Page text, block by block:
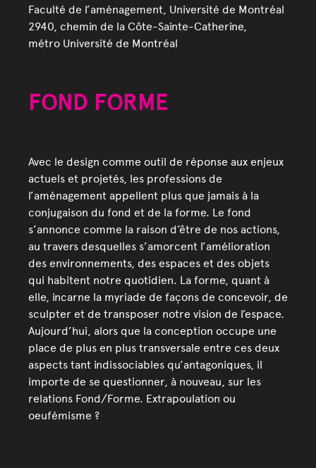
Faculté de l’aménagement, Université de Montréal
2940, chemin de la Côte-Sainte-Catherine,
métro Université de Montréal
FOND FORME
Avec le design comme outil de réponse aux enjeux
actuels et projetés, les professions de
l’aménagement appellent plus que jamais à la
conjugaison du fond et de la forme. Le fond
s’annonce comme la raison d’être de nos actions,
au travers desquelles s’amorcent l’amélioration
des environnements, des espaces et des objets
qui habitent notre quotidien. La forme, quant à
elle, incarne la myriade de façons de concevoir, de
sculpter et de transposer notre vision de l’espace.
Aujourd’hui, alors que la conception occupe une
place de plus en plus transversale entre ces deux
aspects tant indissociables qu’antagoniques, il
importe de se questionner, à nouveau, sur les
relations Fond/Forme. Extrapoulation ou
oeufémisme ?